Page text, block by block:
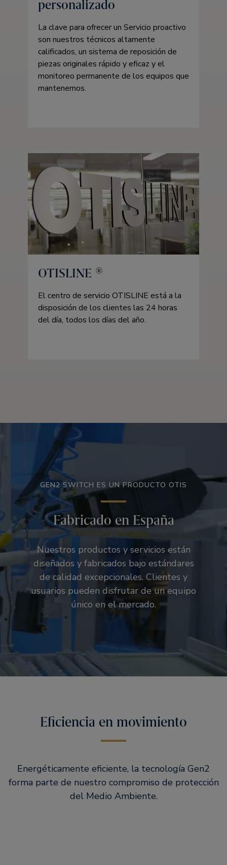
personalizado
La clave para ofrecer un Servicio proactivo
son nuestros técnicos altamente
calificados, un sistema de reposición de
piezas originales rápido y eficaz y el
monitoreo permanente de los equipos que
mantenemos.
OTISLINE ®
El centro de servicio OTISLINE está a la
disposición de los clientes las 24 horas
del día, todos los días del año.
GEN2 SWITCH ES UN PRODUCTO OTIS
Fabricado en España
Nuestros productos y servicios están
diseñados y fabricados bajo estándares
de calidad excepcionales. Clientes y
usuarios pueden disfrutar de un equipo
único en el mercado.
Eficiencia en movimiento
Energéticamente eficiente, la tecnología Gen2
forma parte de nuestro compromiso de protección
del Medio Ambiente.